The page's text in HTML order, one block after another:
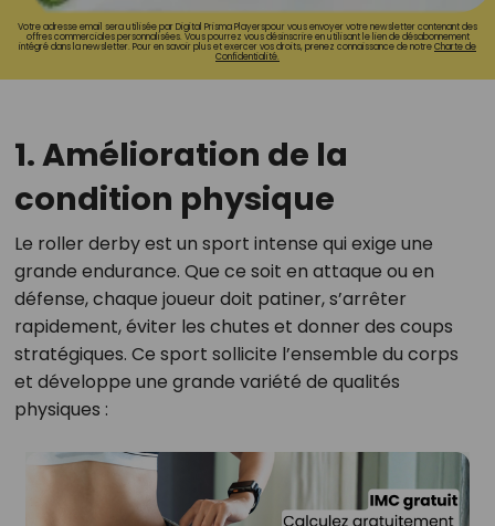
Votre adresse email sera utilisée par Digital Prisma Playerspour vous envoyer votre newsletter contenant des
offres commerciales personnalisées. Vous pourrez vous désinscrire en utilisant le lien de désabonnement
intégré dans la newsletter. Pour en savoir plus et exercer vos droits, prenez connaissance de notreCharte de
Confidentialité.
1. Amélioration de la
condition physique
Le roller derby est un sport intense qui exige une
grande endurance. Que ce soit en attaque ou en
défense, chaque joueur doit patiner, s’arrêter
rapidement, éviter les chutes et donner des coups
stratégiques. Ce sport sollicite l’ensemble du corps
et développe une grande variété de qualités
physiques :